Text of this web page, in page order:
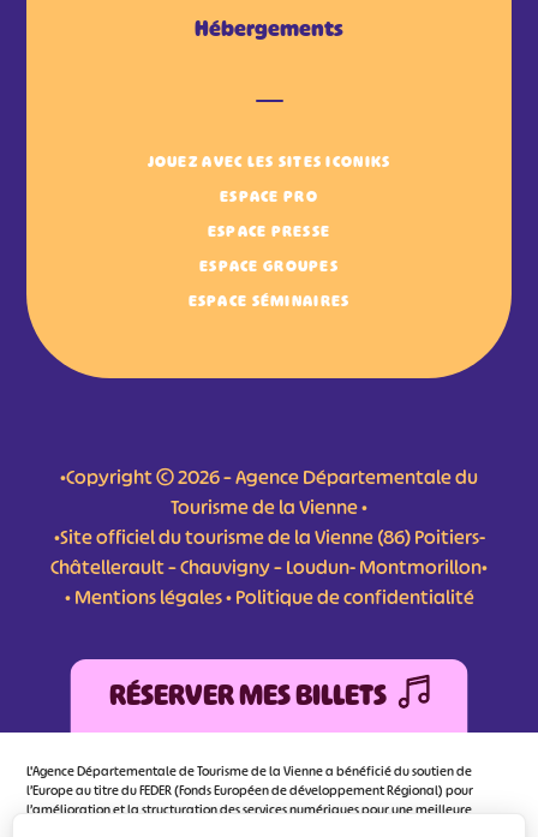
Hébergements
JOUEZ AVEC LES SITES ICONIKS
ESPACE PRO
ESPACE PRESSE
ESPACE GROUPES
ESPACE SÉMINAIRES
•Copyright © 2026 – Agence Départementale du
Tourisme de la Vienne •
•Site officiel du tourisme de la Vienne (86) Poitiers-
Châtellerault – Chauvigny – Loudun- Montmorillon•
•Mentions légales•Politique de confidentialité
RÉSERVER MES BILLETS
L'Agence Départementale de Tourisme de la Vienne a bénéficié du soutien de
l’Europe au titre du FEDER (Fonds Européen de développement Régional) pour
l’amélioration et la structuration des services numériques pour une meilleure